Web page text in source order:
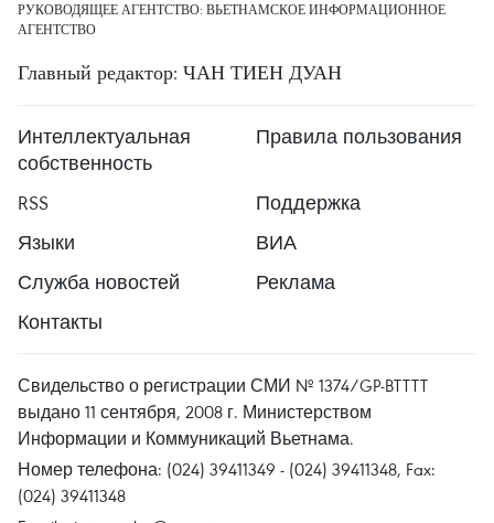
РУКОВОДЯЩЕЕ АГЕНТСТВО: ВЬЕТНАМСКОЕ ИНФОРМАЦИОННОЕ
АГЕНТСТВО
Главный редактор: ЧАН ТИЕН ДУАН
Интеллектуальная
собственность
Правила пользования
RSS
Поддержка
Языки
ВИА
Служба новостей
Реклама
Контакты
Свидельство о регистрации СМИ № 1374/GP-BTTTT
выдано 11 сентября, 2008 г. Министерством
Информации и Коммуникаций Вьетнама.
Номер телефона: (024) 39411349 - (024) 39411348, Fax:
(024) 39411348